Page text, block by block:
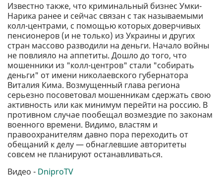
Известно также, что криминальный бизнес Умки-
Нарика ранее и сейчас связан с так называемыми
колл-центрами, с помощью которых доверчивых
пенсионеров (и не только) из Украины и других
стран массово разводили на деньги. Начало войны
не повлияло на аппетиты. Дошло до того, что
мошенники из "колл-центров" стали "собирать
деньги" от имени николаевского губернатора
Виталия Кима. Возмущенный глава региона
серьезно посоветовал мошенникам сдержать свою
активность или как минимум перейти на россию. В
противном случае пообещал возмездие по законам
военного времени. Видимо, властям и
правоохранителям давно пора переходить от
обещаний к делу — обнаглевшие авторитеты
совсем не планируют останавливаться.
Видео - DniproTV